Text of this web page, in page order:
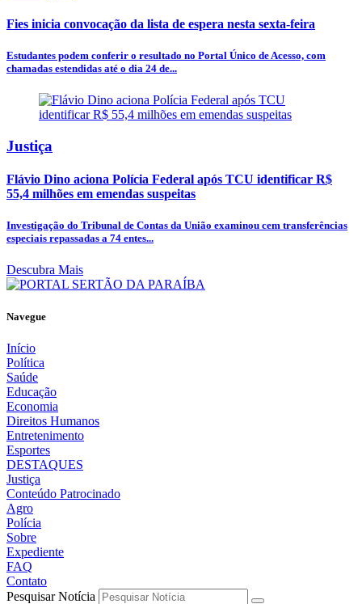
Fies inicia convocação da lista de espera nesta sexta-feira
Estudantes podem conferir o resultado no Portal Único de Acesso, com
chamadas estendidas até o dia 24 de...
Justiça
Flávio Dino aciona Polícia Federal após TCU identificar R$
55,4 milhões em emendas suspeitas
Investigação do Tribunal de Contas da União examinou cem transferências
especiais repassadas a 74 entes...
Descubra Mais
Navegue
Início
Política
Saúde
Educação
Economia
Direitos Humanos
Entretenimento
Esportes
DESTAQUES
Justiça
Conteúdo Patrocinado
Agro
Polícia
Sobre
Expediente
FAQ
Contato
Pesquisar Notícia